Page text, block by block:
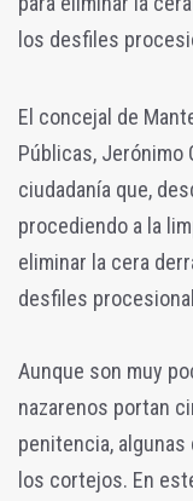
los desfiles
El concejal de
Públicas, Jerónimo
ciudadanía que,
procediendo a la
eliminar la cera
desfiles
Aunque son muy
nazarenos portan
penitencia,
los cortejos. En